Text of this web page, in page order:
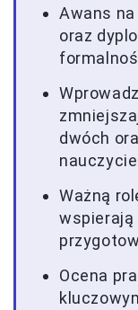
Awans
oraz
dwóch
Ważną
wspierają
Ocena